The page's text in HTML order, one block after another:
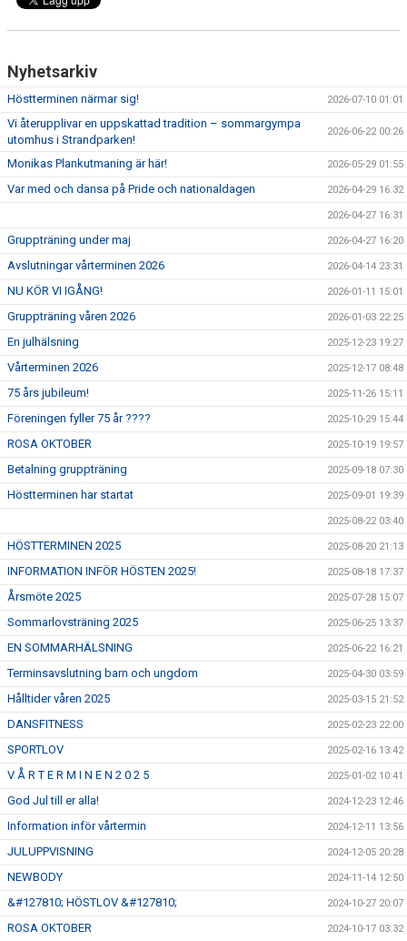
Nyhetsarkiv
Höstterminen närmar sig! 2026-07-10 01:01
Vi återupplivar en uppskattad tradition – sommargympa
utomhus i Strandparken!
2026-06-22 00:26
Monikas Plankutmaning är här! 2026-05-29 01:55
Var med och dansa på Pride och nationaldagen 2026-04-29 16:32
2026-04-27 16:31
Gruppträning under maj 2026-04-27 16:20
Avslutningar vårterminen 2026 2026-04-14 23:31
NU KÖR VI IGÅNG! 2026-01-11 15:01
Gruppträning våren 2026 2026-01-03 22:25
En julhälsning 2025-12-23 19:27
Vårterminen 2026 2025-12-17 08:48
75 års jubileum! 2025-11-26 15:11
Föreningen fyller 75 år ???? 2025-10-29 15:44
ROSA OKTOBER 2025-10-19 19:57
Betalning gruppträning 2025-09-18 07:30
Höstterminen har startat 2025-09-01 19:39
2025-08-22 03:40
HÖSTTERMINEN 2025 2025-08-20 21:13
INFORMATION INFÖR HÖSTEN 2025! 2025-08-18 17:37
Årsmöte 2025 2025-07-28 15:07
Sommarlovsträning 2025 2025-06-25 13:37
EN SOMMARHÄLSNING 2025-06-22 16:21
Terminsavslutning barn och ungdom 2025-04-30 03:59
Hålltider våren 2025 2025-03-15 21:52
DANSFITNESS 2025-02-23 22:00
SPORTLOV 2025-02-16 13:42
V Å R T E R M I N E N 2 0 2 5 2025-01-02 10:41
God Jul till er alla! 2024-12-23 12:46
Information inför vårtermin 2024-12-11 13:56
JULUPPVISNING 2024-12-05 20:28
NEWBODY 2024-11-14 12:50
&#127810; HÖSTLOV &#127810; 2024-10-27 20:07
ROSA OKTOBER 2024-10-17 03:32